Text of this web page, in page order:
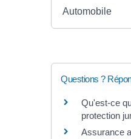
Automobile
Questions ?
Qu'est-ce
protection
Assurance